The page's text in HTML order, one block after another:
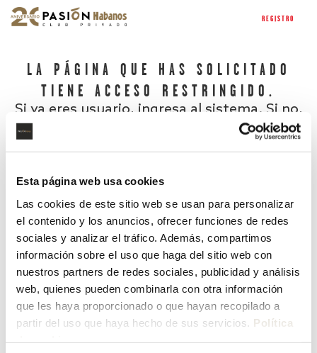
Esta página web usa cookies
Las cookies de este sitio web se usan para personalizar
el contenido y los anuncios, ofrecer funciones de redes
sociales y analizar el tráfico. Además, compartimos
información sobre el uso que haga del sitio web con
nuestros partners de redes sociales, publicidad y análisis
web, quienes pueden combinarla con otra información
que les haya proporcionado o que hayan recopilado a
partir del uso que haya hecho de sus servicios. Política
REGISTRO
LA PÁGINA QUE HAS SOLICITADO
TIENE ACCESO RESTRINGIDO.
Si ya eres usuario, ingresa al sistema. Si no,
¿Has olvidado tu contraseña?